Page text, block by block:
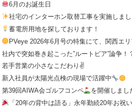
6月のお誕生日
社宅のインターホン取替工事を実施しまし
蓄電所用地を探しております！
PVeye 2026年6月号の特集にて、関西エ
社内で突如巻き起こった”ルートビア”論争！
若手営業の小さなこだわり✌
新入社員が太陽光点検の現場で活躍中
第39回AIWA会ゴルフコンペ
を開催しまし
「20年の背中は語る」永年勤続20年お祝い